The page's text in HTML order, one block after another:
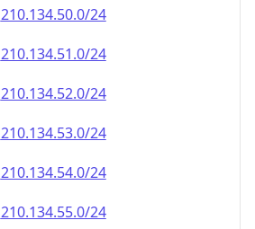
210.134.50.0/24
210.134.51.0/24
210.134.52.0/24
210.134.53.0/24
210.134.54.0/24
210.134.55.0/24